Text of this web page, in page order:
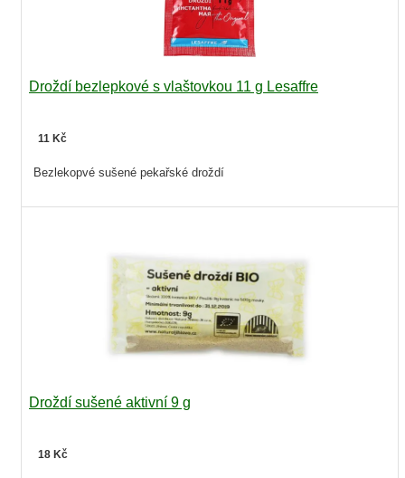
Droždí bezlepkové s vlaštovkou 11 g Lesaffre
11 Kč
Bezlekopvé sušené pekařské droždí
Droždí sušené aktivní 9 g
18 Kč